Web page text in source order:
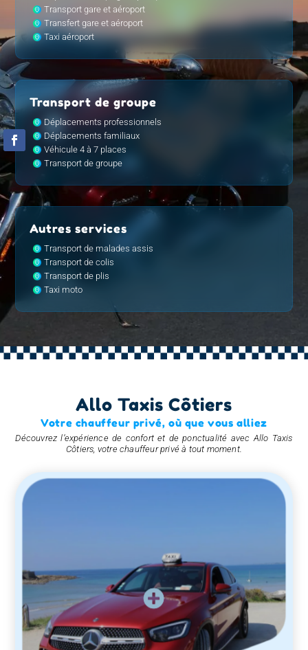
Transport gare et aéroport
Transfert gare et aéroport
Taxi aéroport
Transport de groupe
Déplacements professionnels
Déplacements familiaux
Véhicule 4 à 7 places
Transport de groupe
Autres services
Transport de malades assis
Transport de colis
Transport de plis
Taxi moto
Allo Taxis Côtiers
Votre chauffeur privé, où que vous alliez
Découvrez l’expérience de confort et de ponctualité avec Allo Taxis
Côtiers, votre chauffeur privé à tout moment.